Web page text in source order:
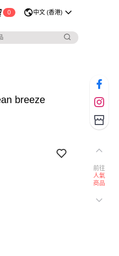
0 中文 (香港)
breeze
前往
人氣
商品